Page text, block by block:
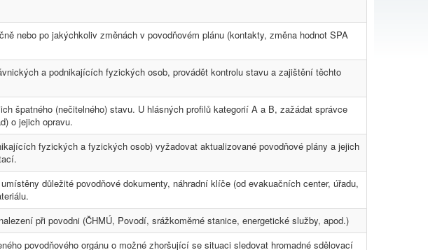
nebo po jakýchkoliv změnách v povodňovém plánu (kontakty, změna hodnot SPA
a podnikajících fyzických osob, provádět kontrolu stavu a zajištění těchto
špatného (nečitelného) stavu. U hlásných profilů kategorií A a B, zažádat správce
o jejich opravu.
fyzických a fyzických osob) vyžadovat aktualizované povodňové plány a jejich
důležité povodňové dokumenty, náhradní klíče (od evakuačních center, úřadu,
při povodni (ČHMÚ, Povodí, srážkoměrné stanice, energetické služby, apod.)
povodňového orgánu o možné zhoršující se situaci sledovat hromadné sdělovací